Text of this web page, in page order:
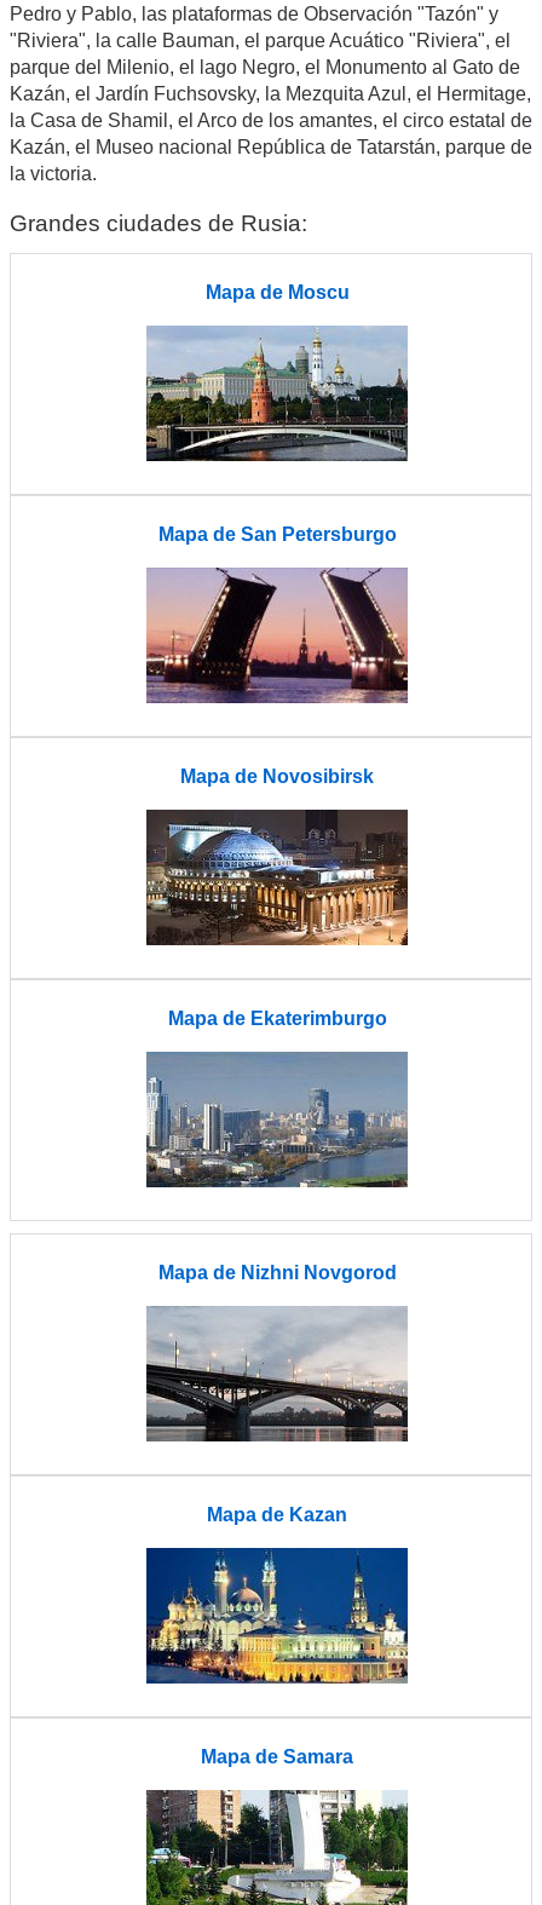
Pedro y Pablo, las plataformas de Observación "Tazón" y
"Riviera", la calle Bauman, el parque Acuático "Riviera", el
parque del Milenio, el lago Negro, el Monumento al Gato de
Kazán, el Jardín Fuchsovsky, la Mezquita Azul, el Hermitage,
la Casa de Shamil, el Arco de los amantes, el circo estatal de
Kazán, el Museo nacional República de Tatarstán, parque de
la victoria.
Grandes ciudades de Rusia:
Mapa de Moscu
Mapa de San Petersburgo
Mapa de Novosibirsk
Mapa de Ekaterimburgo
Mapa de Nizhni Novgorod
Mapa de Kazan
Mapa de Samara